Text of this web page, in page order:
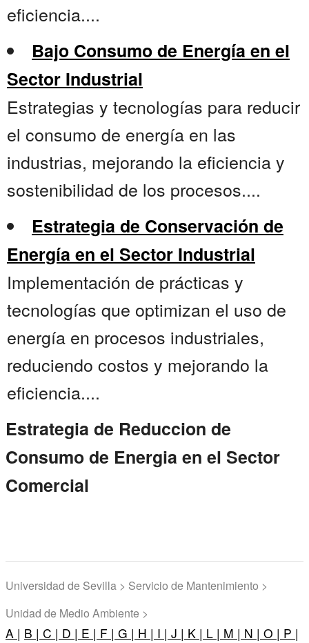
eficiencia....
Bajo Consumo de Energía en el
Sector Industrial
Estrategias y tecnologías para reducir
el consumo de energía en las
industrias, mejorando la eficiencia y
sostenibilidad de los procesos....
Estrategia de Conservación de
Energía en el Sector Industrial
Implementación de prácticas y
tecnologías que optimizan el uso de
energía en procesos industriales,
reduciendo costos y mejorando la
eficiencia....
Estrategia de Reduccion de
Consumo de Energia en el Sector
Comercial
Universidad de Sevilla > Servicio de Mantenimiento >
Unidad de Medio Ambiente >
A | B | C | D | E | F | G | H | I | J | K | L | M | N | O | P |